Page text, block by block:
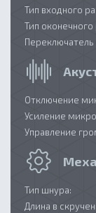
Тип входного
Тип
Отключение
Усиление
Управление
Тип шнура:
Длина в